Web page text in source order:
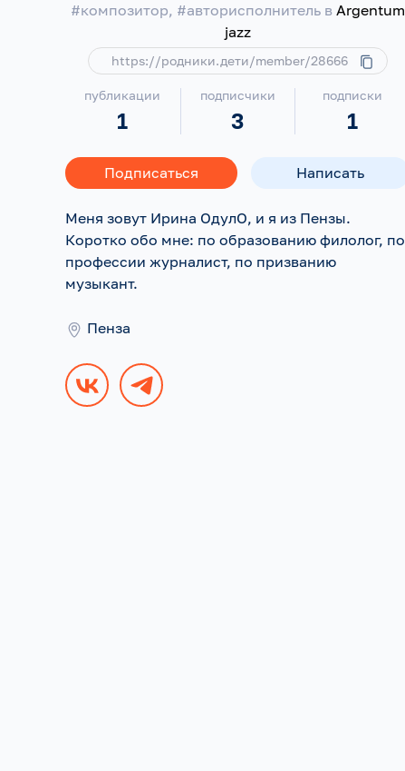
#композитор, #авторисполнитель в Argentum
jazz
https://родники.дети/member/28666
публикации
1
подписчики
3
подписки
1
Подписаться Написать
Меня зовут Ирина ОдулО, и я из Пензы.
Коротко обо мне: по образованию филолог, по
профессии журналист, по призванию
музыкант.
Пенза